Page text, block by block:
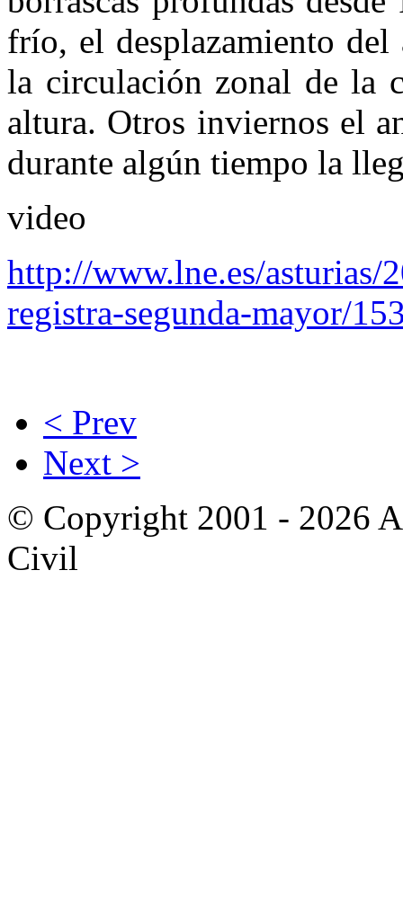
frío, el desplazamiento
la circulación zonal de la
altura. Otros inviernos el
durante algún tiempo la
video
http://www.lne.es/asturias/
registra-segunda-mayor/
< Prev
Next >
© Copyright 2001 - 2026
Civil